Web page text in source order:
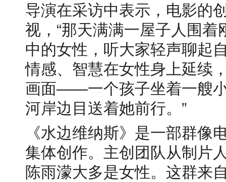
导演在采访中表示，电影的
视，“那天满满一屋子人围
中的女性，听大家轻声聊起
情感、智慧在女性身上延续
画面——一个孩子坐着一艘
河岸边目送着她前行。”
《水边维纳斯》是一部群像
集体创作。主创团队从制片
陈雨濛大多是女性。这群来